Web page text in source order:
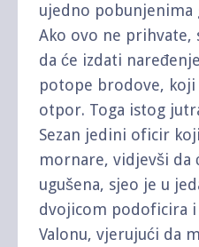
ujedno pobunjenima
Ako ovo ne prihvate,
da će izdati
potope brodove,
otpor. Toga istog
Sezan jedini oficir
mornare, vidjevši da
ugušena, sjeo je u
dvojicom podoficira
Valonu, vjerujući da